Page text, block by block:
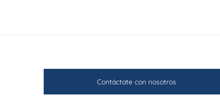
Contáctate con nosotros